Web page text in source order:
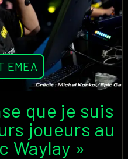
EMEA
que je suis
joueurs au
Waylay »